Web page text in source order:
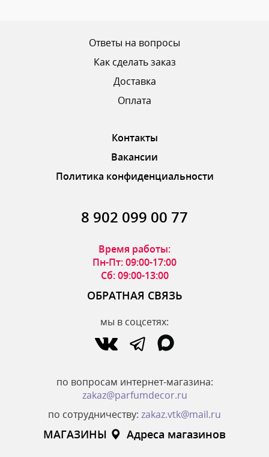
Ответы на вопросы
Как сделать заказ
Доставка
Оплата
Контакты
Вакансии
Политика конфиденциальности
8 902 099 00 77
Время работы:
Пн-Пт: 09:00-17:00
Сб: 09:00-13:00
ОБРАТНАЯ СВЯЗЬ
мы в соцсетях:
по вопросам интернет-магазина:
zakaz@parfumdecor.ru
по сотрудничеству: zakaz.vtk@mail.ru
МАГАЗИНЫ Адреса магазинов